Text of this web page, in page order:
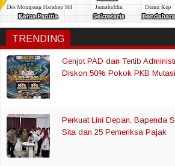
TRENDING
Genjot PAD dan Tertib
Diskon 50% Pokok PKB
Perkuat Lini Depan, Bapenda
Sita dan 25 Pemeriksa Pajak